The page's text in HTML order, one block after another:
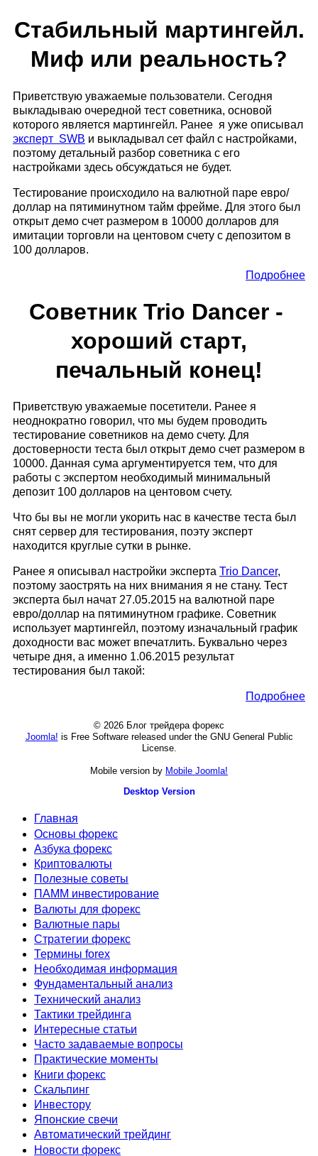
Стабильный мартингейл.
Миф или реальность?
Приветствую уважаемые пользователи. Сегодня
выкладываю очередной тест советника, основой
которого является мартингейл. Ранее я уже описывал
эксперт SWB и выкладывал сет файл с настройками,
поэтому детальный разбор советника с его
настройками здесь обсуждаться не будет.
Тестирование происходило на валютной паре евро/
доллар на пятиминутном тайм фрейме. Для этого был
открыт демо счет размером в 10000 долларов для
имитации торговли на центовом счету с депозитом в
100 долларов.
Подробнее
Советник Trio Dancer -
хороший старт,
печальный конец!
Приветствую уважаемые посетители. Ранее я
неоднократно говорил, что мы будем проводить
тестирование советников на демо счету. Для
достоверности теста был открыт демо счет размером в
10000. Данная сума аргументируется тем, что для
работы с экспертом необходимый минимальный
депозит 100 долларов на центовом счету.
Что бы вы не могли укорить нас в качестве теста был
снят сервер для тестирования, поэту эксперт
находится круглые сутки в рынке.
Ранее я описывал настройки эксперта Trio Dancer,
поэтому заострять на них внимания я не стану. Тест
эксперта был начат 27.05.2015 на валютной паре
евро/доллар на пятиминутном графике. Советник
использует мартингейл, поэтому изначальный график
доходности вас может впечатлить. Буквально через
четыре дня, а именно 1.06.2015 результат
тестирования был такой:
Подробнее
© 2026 Блог трейдера форекс
Joomla! is Free Software released under the GNU General Public
License.
Mobile version by Mobile Joomla!
Desktop Version
Главная
Основы форекс
Азбука форекс
Криптовалюты
Полезные советы
ПАММ инвестирование
Валюты для форекс
Валютные пары
Стратегии форекс
Термины forex
Необходимая информация
Фундаментальный анализ
Технический анализ
Тактики трейдинга
Интересные статьи
Часто задаваемые вопросы
Практические моменты
Книги форекс
Скальпинг
Инвестору
Японские свечи
Автоматический трейдинг
Новости форекс